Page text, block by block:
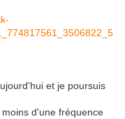
et je poursuis
d'une fréquence